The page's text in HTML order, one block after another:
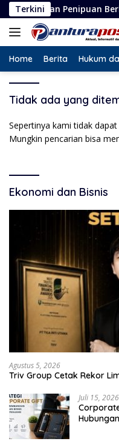
Langsung
ke
konten
Terkini
Penipuan Berkedok
Home Berita Hukum
Tidak ada yang
Sepertinya kami tidak
Mungkin pencarian bisa
Ekonomi dan Bisnis
Agustus 5, 2026
Triv Group Cetak Rekor
Juli 15, 2026